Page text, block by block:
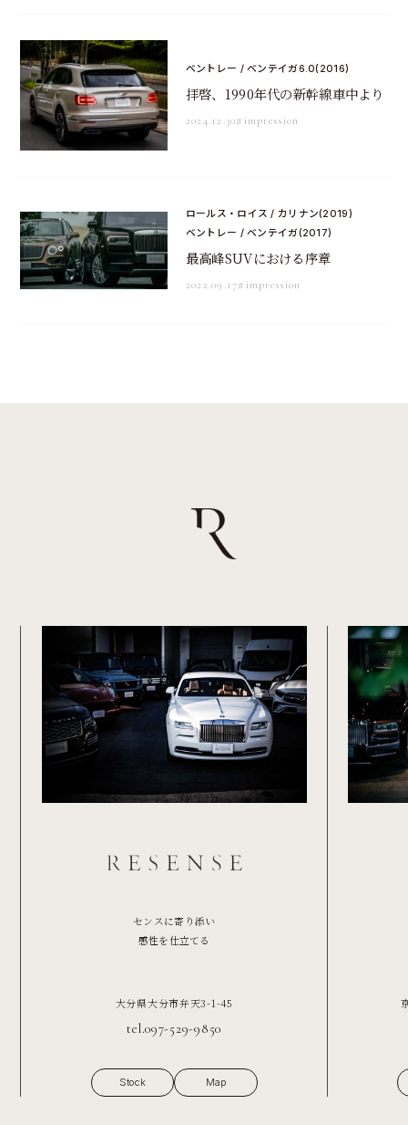
ベントレー / ベンテイガ6.0(2016)
拝啓、1990年代の新幹線車中より
2024.12.30#impression
ロールス・ロイス / カリナン(2019)
ベントレー / ベンテイガ(2017)
最高峰SUVにおける序章
2022.09.17#impression
センスに寄り添い
感性を仕立てる
大分県大分市弁天3-1-45
tel.097-529-9850
Stock Map